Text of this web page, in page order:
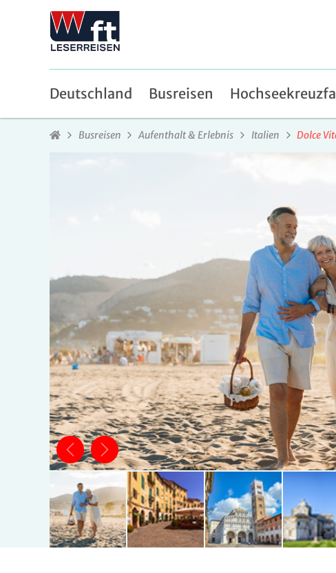
Deutschland Busreisen
Busreisen Aufenthalt & Erlebnis Italien Dolce